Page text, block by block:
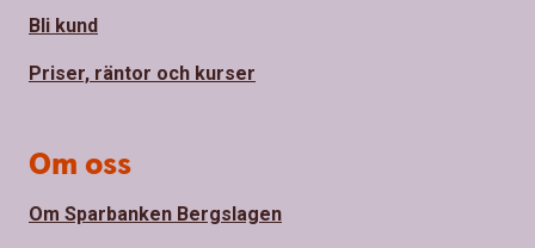
Bli kund
Priser, räntor och kurser
Om oss
Om Sparbanken Bergslagen